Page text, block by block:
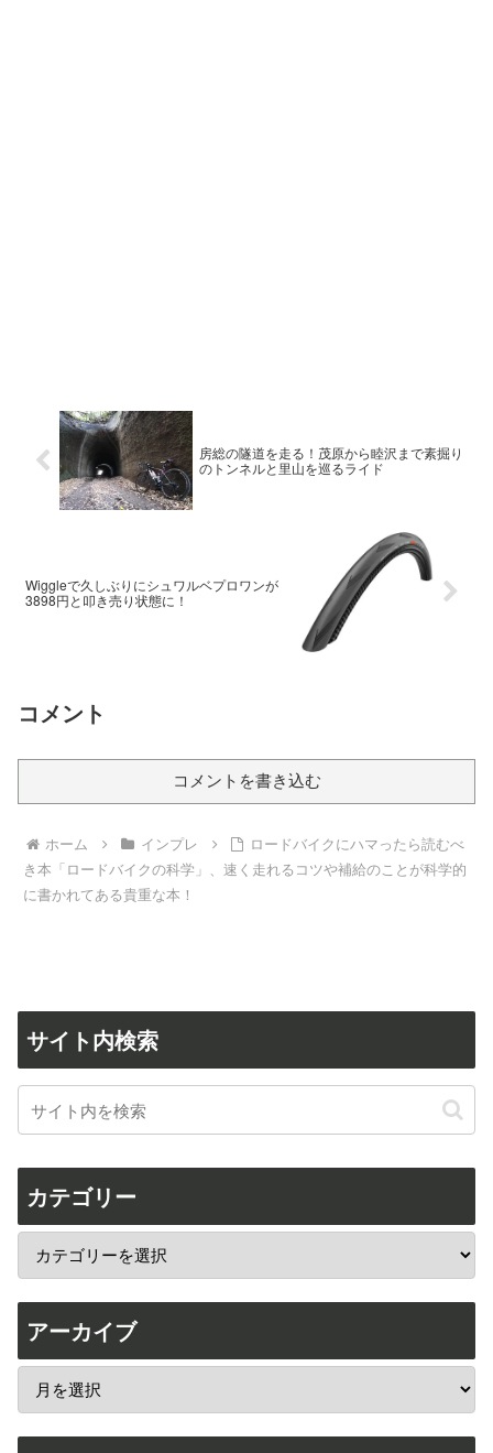
房総の隧道を走る！茂原から睦沢まで素掘り
のトンネルと里山を巡るライド
Wiggleで久しぶりにシュワルベプロワンが
3898円と叩き売り状態に！
コメント
コメントを書き込む
ホーム インプレ
ロードバイクにハマったら読むべ
き本「ロードバイクの科学」、速く走れるコツや補給のことが科学的
に書かれてある貴重な本！
サイト内検索
カテゴリー
アーカイブ